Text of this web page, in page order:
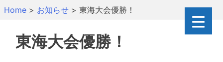
SkipHome > お知らせ > 東海大会優勝！
東海大会優勝！